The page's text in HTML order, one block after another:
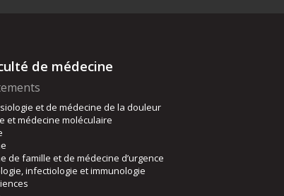
de médecine
et de médecine de la douleur
et médecine moléculaire
de famille et de médecine d’urgence
infectiologie et immunologie